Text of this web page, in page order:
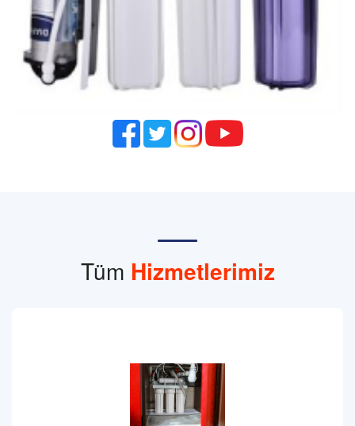
Tüm Hizmetlerimiz